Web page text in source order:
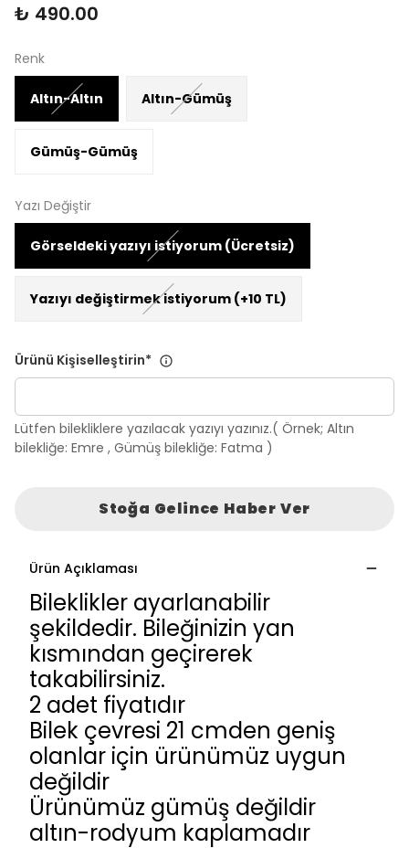
₺ 490.00
Renk
Altın-Altın Altın-Gümüş
Gümüş-Gümüş
Yazı Değiştir
Görseldeki yazıyı istiyorum (Ücretsiz)
Yazıyı değiştirmek istiyorum (+10 TL)
Ürünü Kişiselleştirin*
Lütfen bilekliklere yazılacak yazıyı yazınız.( Örnek; Altın
bilekliğe: Emre , Gümüş bilekliğe: Fatma )
Stoğa Gelince Haber Ver
Ürün Açıklaması
Bileklikler ayarlanabilir
şekildedir. Bileğinizin yan
kısmından geçirerek
takabilirsiniz.
2 adet fiyatıdır
Bilek çevresi 21 cmden geniş
olanlar için ürünümüz uygun
değildir
Ürünümüz gümüş değildir
altın-rodyum kaplamadır